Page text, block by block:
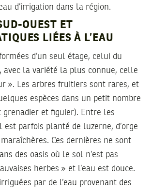
d’irrigation dans la région.
OUEST ET
LIÉES À L’EAU
d’un seul étage, celui du
avec la variété la plus connue, celle
». Les arbres fruitiers sont rares, et
espèces dans un petit nombre
grenadier et figuier). Entre les
est parfois planté de luzerne, d’orge
Ces dernières ne sont
des oasis où le sol n’est pas
herbes » et l’eau est douce.
par de l’eau provenant des